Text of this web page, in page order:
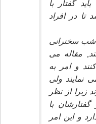
گفتار با
تا در افراد
شب سخنرانى
مقاله مى
و امر به
نمايند ولى
زيرا از نظر
با
و اين امر